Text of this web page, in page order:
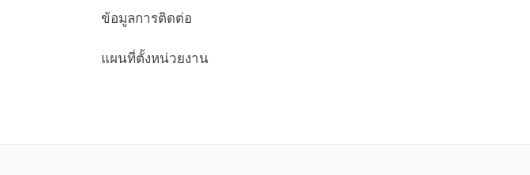
ข้อมูลการติดต่อ
แผนที่ตั้งหน่วยงาน